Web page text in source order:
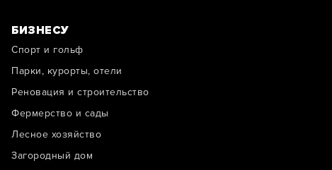
БИЗНЕСУ
Спорт и гольф
Парки, курорты, отели
Реновация и строительство
Фермерство и сады
Лесное хозяйство
Загородный дом